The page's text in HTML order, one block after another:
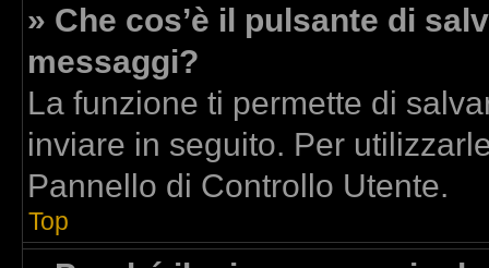
» Che cos’è il pulsante di
messaggi?
La funzione ti permette di
inviare in seguito. Per
Pannello di Controllo Utente.
Top